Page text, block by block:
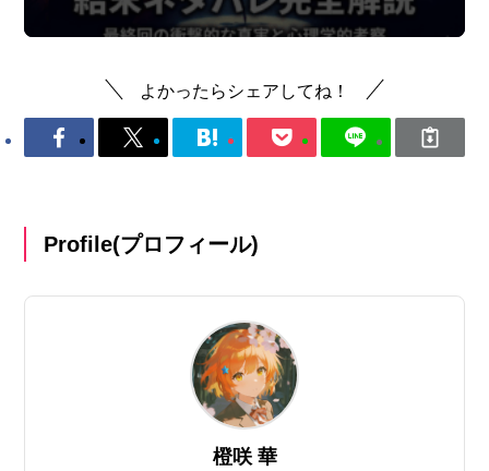
よかったらシェアしてね！
Profile(プロフィール)
橙咲 華